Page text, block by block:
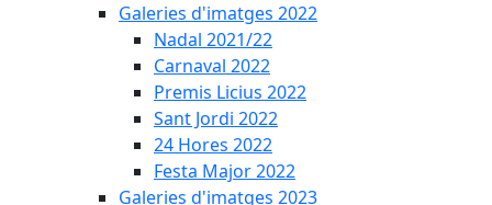
Galeries d'imatges 2022
Nadal 2021/22
Carnaval 2022
Premis Licius 2022
Sant Jordi 2022
24 Hores 2022
Festa Major 2022
Galeries d'imatges 2023